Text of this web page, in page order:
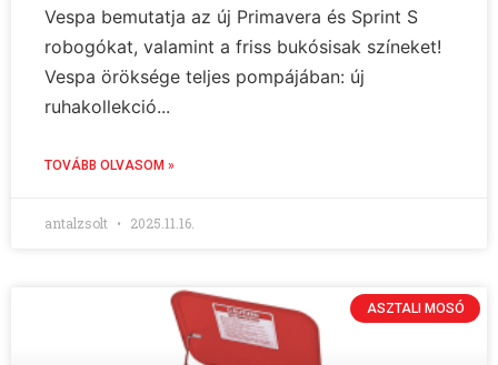
Vespa bemutatja az új Primavera és Sprint S
robogókat, valamint a friss bukósisak színeket!
Vespa öröksége teljes pompájában: új
ruhakollekció...
TOVÁBB OLVASOM »
antalzsolt 2025.11.16.
ASZTALI MOSÓ